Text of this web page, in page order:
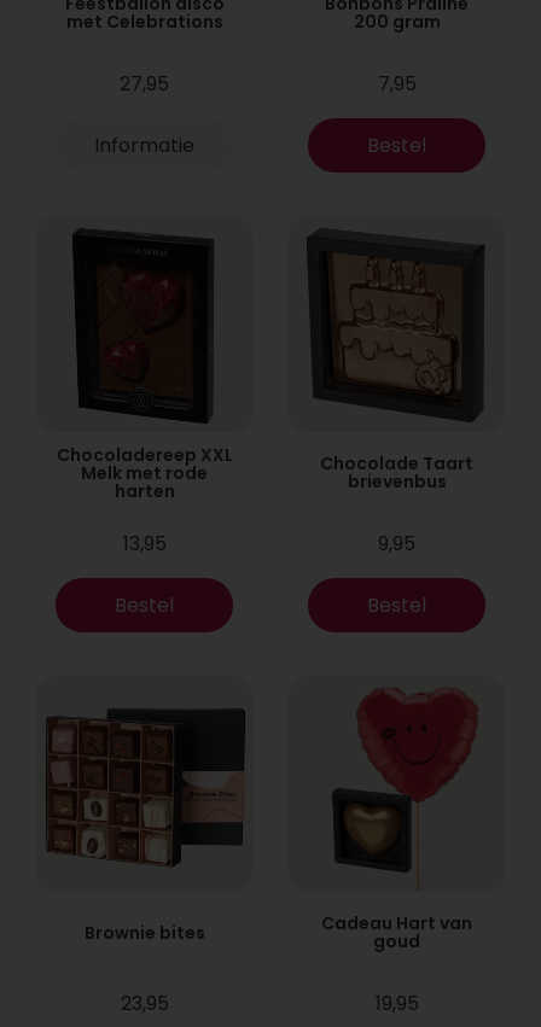
met Celebrations
27,95
Informatie
200 gram
7,95
Bestel
Chocoladereep XXL
Melk met rode
harten
13,95
Bestel
Chocolade Taart
brievenbus
9,95
Bestel
Brownie bites
23,95
Cadeau Hart van
goud
19,95